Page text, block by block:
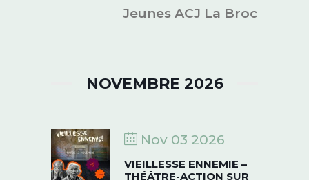
Jeunes ACJ La Broc
NOVEMBRE 2026
Nov 03 2026
VIEILLESSE ENNEMIE –
THÉÂTRE-ACTION SUR